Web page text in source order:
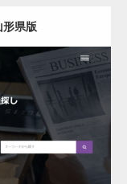
県版